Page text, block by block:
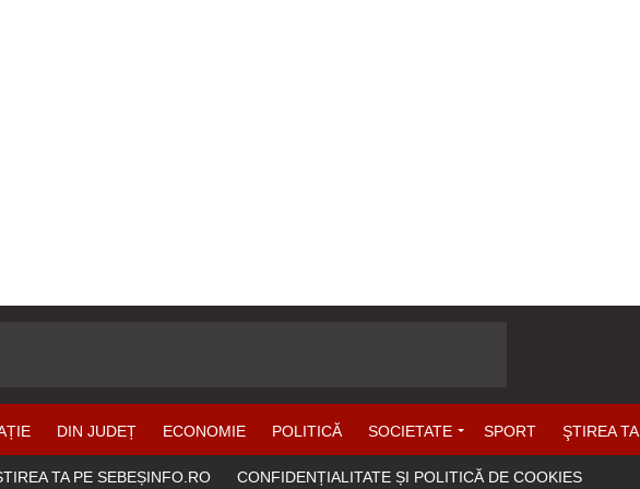
DIN JUDEȚ ECONOMIE POLITICĂ SOCIETATE SPORT ŞTIREA TA
TA PE SEBEȘINFO.RO CONFIDENȚIALITATE ȘI POLITICĂ DE COOKIES